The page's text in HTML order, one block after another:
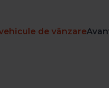
de vânzare